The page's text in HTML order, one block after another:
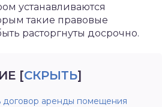
устанавливаются
такие правовые
расторгнуты досрочно.
[СКРЫТЬ]
договор аренды помещения